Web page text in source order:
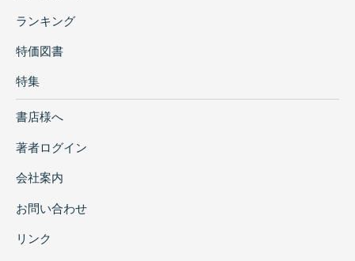
ランキング
特価図書
特集
書店様へ
著者ログイン
会社案内
お問い合わせ
リンク